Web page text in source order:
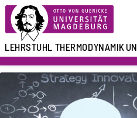
LEHRSTUHLTHERMODYNAMIK